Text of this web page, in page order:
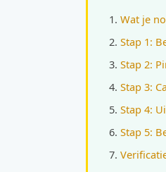
Wat je
Stap 1:
Stap 2:
Stap 3:
Stap 4:
Stap 5: